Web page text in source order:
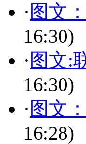
· 图文
16:30)
· 图文:
16:30)
· 图文
16:28)